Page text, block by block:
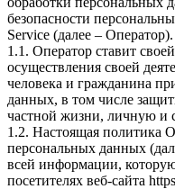
безопасности
Service (далее – Оператор).
1.1. Оператор ставит
осуществления своей
человека и гражданина
данных, в том числе
частной жизни, личную и
1.2. Настоящая политика
персональных данных
всей информации,
посетителях веб-сайта